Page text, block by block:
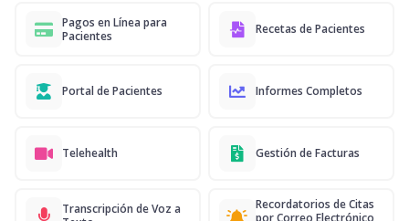
Pagos en Línea para
Pacientes
Recetas de Pacientes
Portal de Pacientes Informes Completos
Telehealth Gestión de Facturas
Transcripción de Voz a
Recordatorios de Citas
por Correo Electrónico